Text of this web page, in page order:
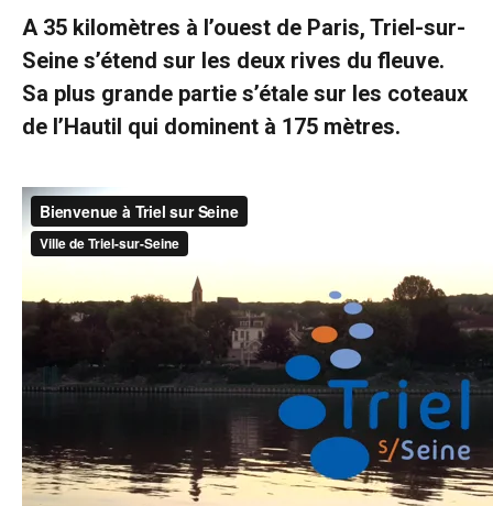
A 35 kilomètres à l’ouest de Paris, Triel-sur-
Seine s’étend sur les deux rives du fleuve.
Sa plus grande partie s’étale sur les coteaux
de l’Hautil qui dominent à 175 mètres.